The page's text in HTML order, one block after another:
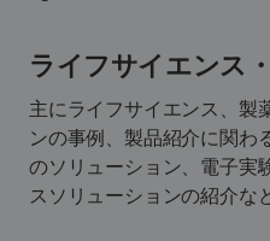
ライフサイエンス
主にライフサイエンス、製
ンの事例、製品紹介に関わ
のソリューション、電子実
スソリューションの紹介な